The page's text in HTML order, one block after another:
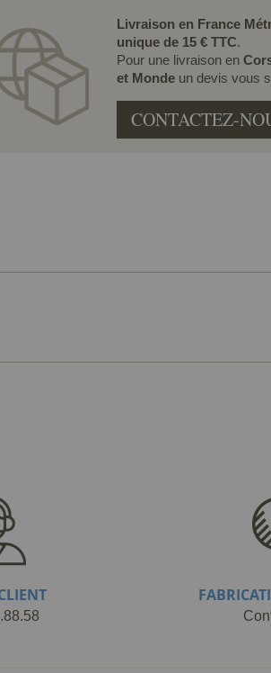
Livraison en France
unique de 15 € TTC.
Pour une livraison en
et Monde un devis vous
CONTACTEZ-